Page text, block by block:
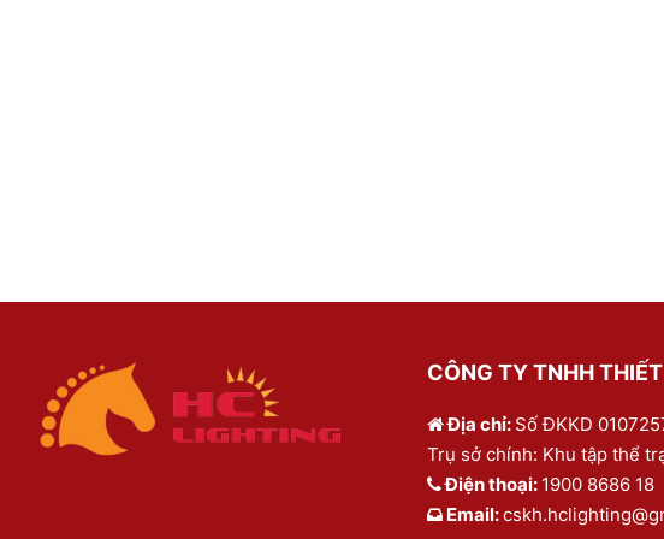
CÔNG TY TNHH
Địa chỉ: Số ĐKKD
Trụ sở chính: Khu tập thể
Điện thoại: 1900 8686 18
Email: